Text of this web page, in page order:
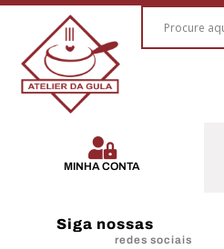
MINHA CONTA
Siga nossas
redes sociais